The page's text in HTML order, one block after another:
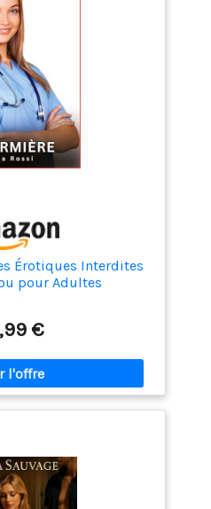
Érotiques Interdites
pour Adultes
€